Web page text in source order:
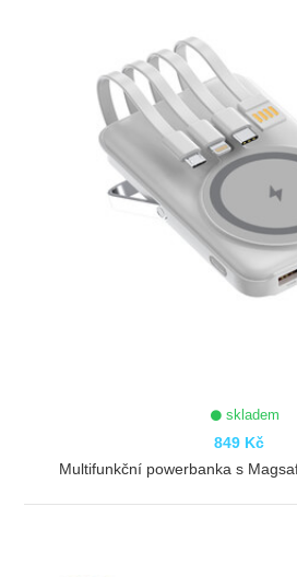
skladem
849 Kč
Multifunkční powerbanka s